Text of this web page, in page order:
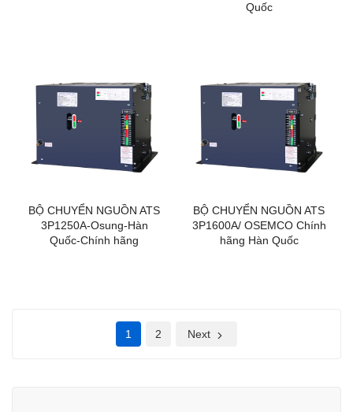
Quốc
BỘ CHUYỂN NGUỒN ATS
3P1250A-Osung-Hàn
Quốc-Chính hãng
BỘ CHUYỂN NGUỒN ATS
3P1600A/ OSEMCO Chính
hãng Hàn Quốc
1 2 Next